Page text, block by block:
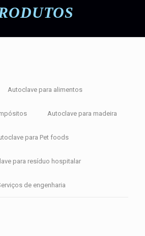
Autoclave para alimentos
Autoclave para madeira
para Pet foods
para resíduo hospitalar
de engenharia